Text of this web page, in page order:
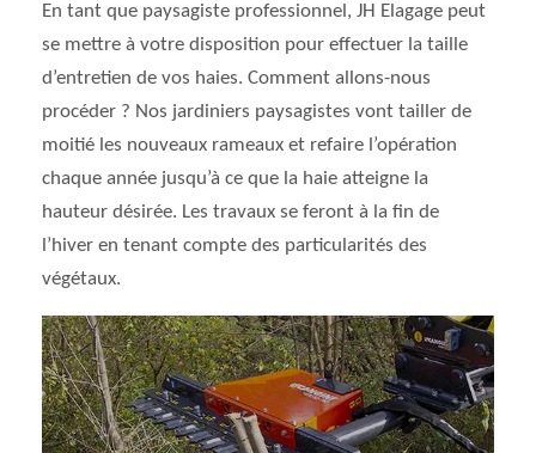
En tant que paysagiste professionnel, JH Elagage peut
se mettre à votre disposition pour effectuer la taille
d’entretien de vos haies. Comment allons-nous
procéder ? Nos jardiniers paysagistes vont tailler de
moitié les nouveaux rameaux et refaire l’opération
chaque année jusqu’à ce que la haie atteigne la
hauteur désirée. Les travaux se feront à la fin de
l’hiver en tenant compte des particularités des
végétaux.